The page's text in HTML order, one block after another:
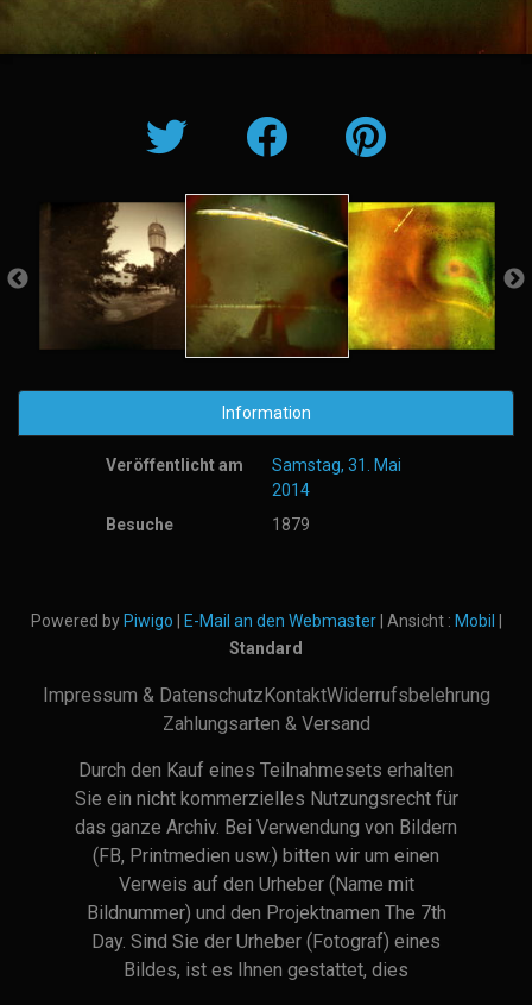
Information
Veröffentlicht am
Samstag, 31. Mai
2014
Besuche
1879
Powered by Piwigo E-Mail an den Webmaster| Ansicht : Mobil
Standard
Impressum & DatenschutzKontaktWiderrufsbelehrung
Zahlungsarten & Versand
Durch den Kauf eines Teilnahmesets erhalten
Sie ein nicht kommerzielles Nutzungsrecht für
das ganze Archiv. Bei Verwendung von Bildern
(FB, Printmedien usw.) bitten wir um einen
Verweis auf den Urheber (Name mit
Bildnummer) und den Projektnamen The 7th
Day. Sind Sie der Urheber (Fotograf) eines
Bildes, ist es Ihnen gestattet, dies